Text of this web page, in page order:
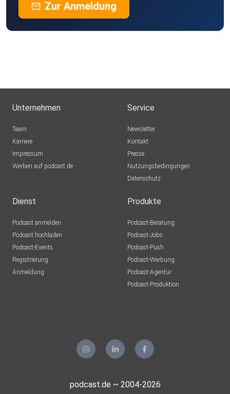
Zur Anmeldung
Unternehmen
Team
Karriere
Impressum
Werben auf podcast.de
Service
Newsletter
Kontakt
Presse
Nutzungsbedingungen
Datenschutz
Dienst
Podcast anmelden
Podcast hochladen
Podcast-Events
Registrierung
Anmeldung
Produkte
Podcast-Beratung
Podcast-Jobs
Podcast-Push
Podcast-Werbung
Podcast-Agentur
Podcast-Produktion
podcast.de ~ 2004-2026